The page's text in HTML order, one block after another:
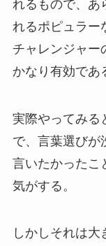
れるもので、あ
れるポピュラー
チャレンジャー
かなり有効であ
実際やってみる
で、言葉選びが
言いたかったこ
気がする。
しかしそれは